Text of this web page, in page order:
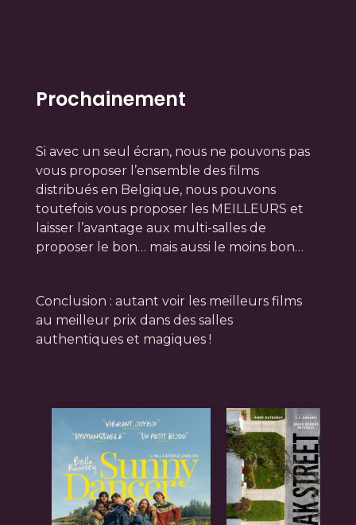
Prochainement
Si avec un seul écran, nous ne pouvons pas
vous proposer l’ensemble des films
distribués en Belgique, nous pouvons
toutefois vous proposer les MEILLEURS et
laisser l’avantage aux multi-salles de
proposer le bon… mais aussi le moins bon…
Conclusion : autant voir les meilleurs films
au meilleur prix dans des salles
authentiques et magiques !